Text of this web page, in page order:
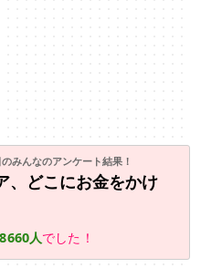
みんなのアンケート結果！
、どこにお金をかけ
人でした！